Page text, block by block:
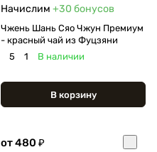
Начислим +30 бонусов
Чжень Шань Сяо Чжун Премиум
- красный чай из Фуцзяни
5
1 В наличии
В корзину
от 480 ₽